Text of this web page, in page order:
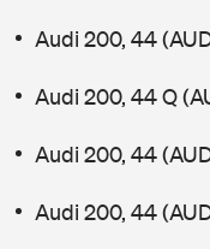
Audi 200, 44
Audi 200, 44 Q
Audi 200, 44
Audi 200, 44